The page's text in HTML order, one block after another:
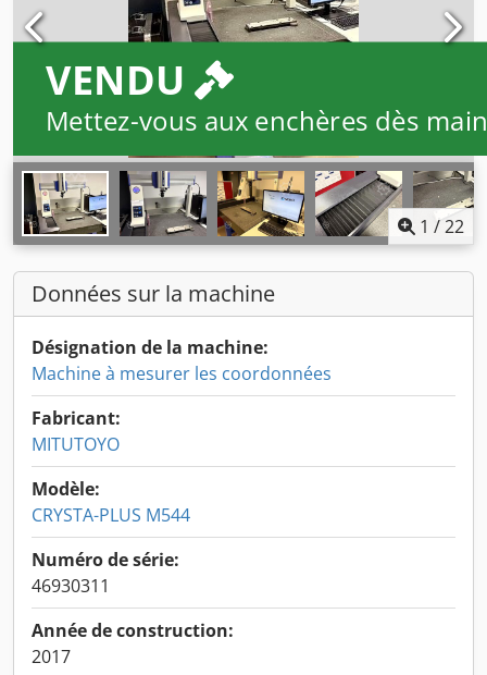
VENDU
Mettez-vous aux enchères dès
1 /22
Données sur la machine
Désignation de la machine:
Machine à mesurer les coordonnées
Fabricant:
MITUTOYO
Modèle:
CRYSTA-PLUS M544
Numéro de série:
46930311
Année de construction:
2017